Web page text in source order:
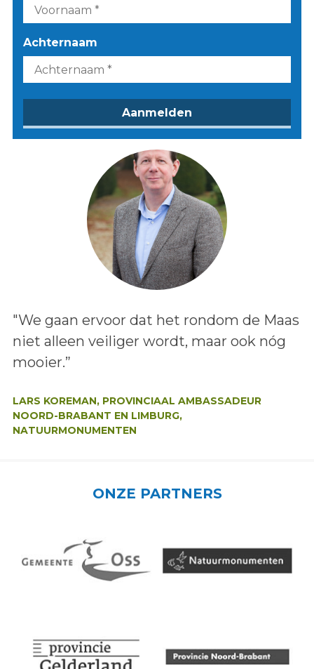
Achternaam
Lees het bericht:
"We gaan ervoor dat het rondom de Maas
niet alleen veiliger wordt, maar ook nóg
mooier.”
LARS KOREMAN, PROVINCIAAL AMBASSADEUR
NOORD-BRABANT EN LIMBURG,
NATUURMONUMENTEN
ONZE PARTNERS